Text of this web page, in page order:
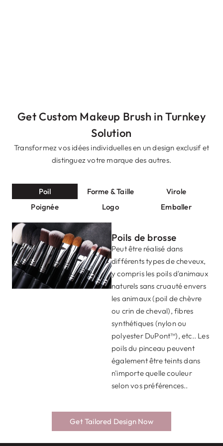
beauté
Get A Free Quote
Get Custom Makeup Brush in Turnkey
Solution
Transformez vos idées individuelles en un design exclusif et
distinguez votre marque des autres.
Poil Forme & Taille
Virole
Poignée
Logo Emballer
Poils de brosse
Peut être réalisé dans
différents types de cheveux,
y compris les poils d'animaux
naturels sans cruauté envers
les animaux (poil de chèvre
ou crin de cheval), fibres
synthétiques (nylon ou
polyester DuPont™), etc.. Les
poils du pinceau peuvent
également être teints dans
n'importe quelle couleur
selon vos préférences..
Taille
En fonction de l'application
Les poils sont maintenus
fermement sur le manche de
la brosse avec un matériau
Fabriqué avec des matériaux
végétaliens et recyclables
comme des tiges de blé, café
de logos
Pour valoriser votre identité
l'emballage
Une large gamme d'options
Get Tailored Design Now